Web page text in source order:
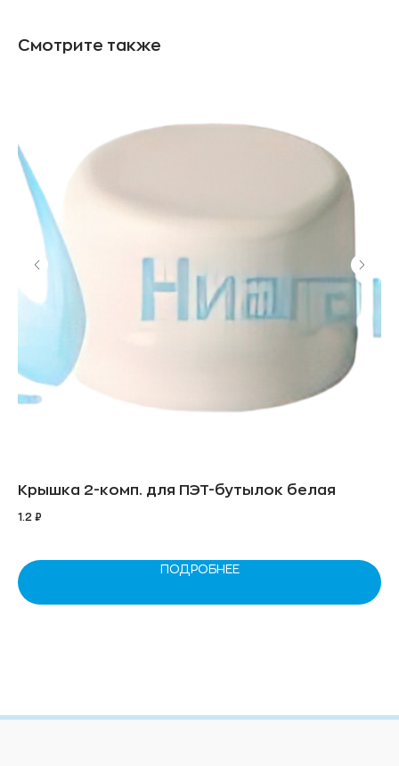
Смотрите также
Крышка 2-комп. для ПЭТ-бутылок белая
1.2 ₽
ПОДРОБНЕЕ